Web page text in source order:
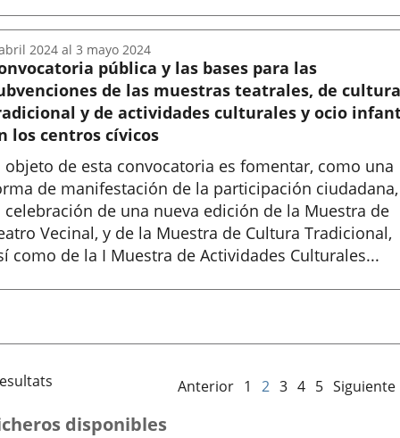
pública y las bases para las
de las muestras teatrales, de cultura
y de actividades culturales y ocio
los centros cívicos
objeto de esta convocatoria es fomentar, como una
de manifestación de la participación ciudadana,
celebración de una nueva edición de la Muestra de
Vecinal, y de la Muestra de Cultura Tradicional,
como de la I Muestra de Actividades Culturales...
2024 al 3 mayo 2024
Anterior 1 2 3 4 5 Siguiente
disponibles